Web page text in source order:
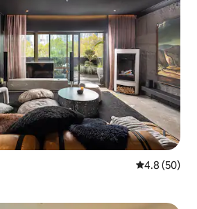
평점 4.8점(5
4.8 (50)